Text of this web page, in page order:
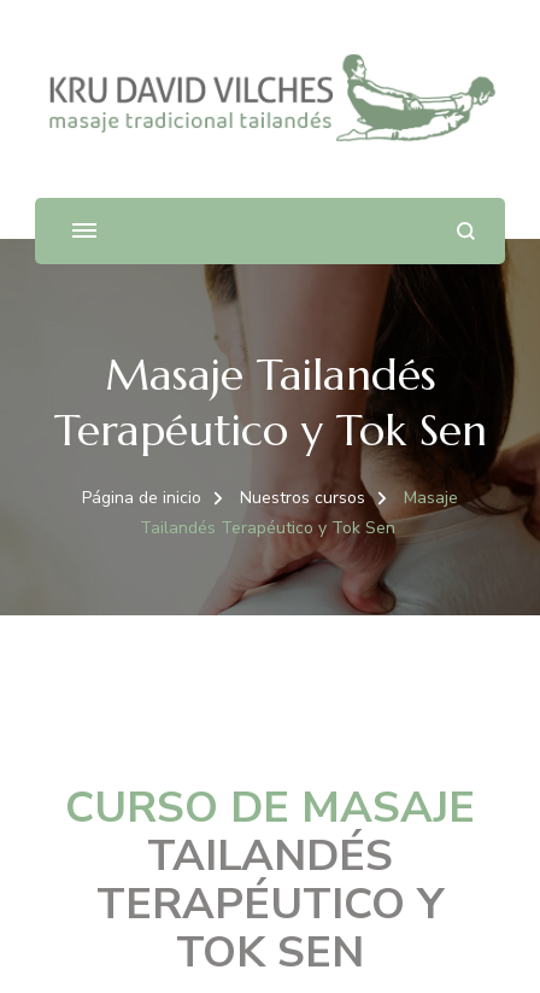
La escuela Nuad Boran
Masaje Tailandés
Terapéutico y Tok Sen
Página de inicio Nuestros cursos
Masaje
Tailandés Terapéutico y Tok Sen
CURSO DE MASAJE
TAILANDÉS
TERAPÉUTICO Y
TOK SEN